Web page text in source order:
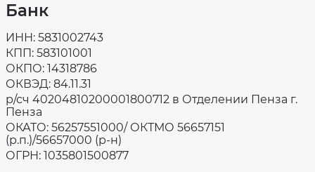
Результаты
оценки
качества
на
сайте
bus.gov.ru
проекты
Контакты
Банк
ИНН: 5831002743
КПП: 583101001
ОКПО: 14318786
ОКВЭД: 84.11.31
р/сч 40204810200001800712 в Отделении Пенза г.
Пенза
ОКАТО: 56257551000/ ОКТМО 56657151
(р.п.)/56657000 (р-н)
ОГРН: 1035801500877